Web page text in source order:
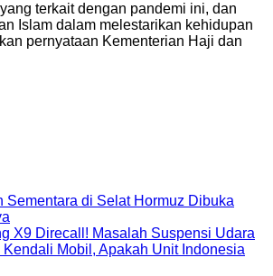
terkait dengan pandemi ini, dan
Islam dalam melestarikan kehidupan
pernyataan Kementerian Haji dan
Sementara di Selat Hormuz Dibuka
X9 Direcall! Masalah Suspensi Udara
Mobil, Apakah Unit Indonesia